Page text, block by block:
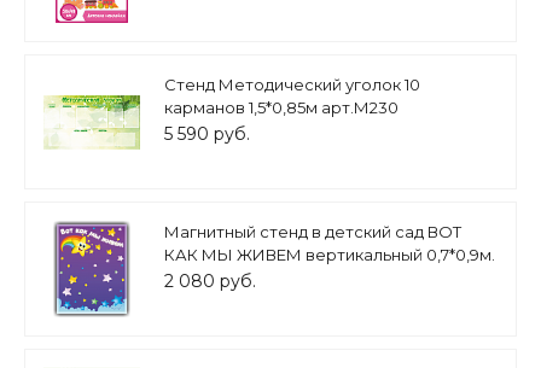
Стенд Методический уголок 10
карманов 1,5*0,85м арт.М230
5 590 руб.
Магнитный стенд в детский сад ВОТ
КАК МЫ ЖИВЕМ вертикальный 0,7*0,9м.
МГ302
2 080 руб.